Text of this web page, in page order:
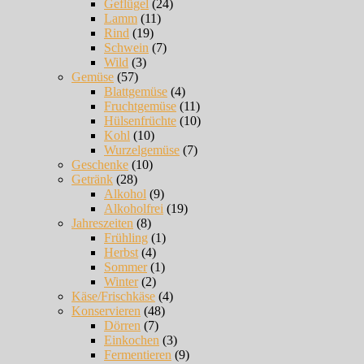
Geflügel (24)
Lamm (11)
Rind (19)
Schwein (7)
Wild (3)
Gemüse (57)
Blattgemüse (4)
Fruchtgemüse (11)
Hülsenfrüchte (10)
Kohl (10)
Wurzelgemüse (7)
Geschenke (10)
Getränk (28)
Alkohol (9)
Alkoholfrei (19)
Jahreszeiten (8)
Frühling (1)
Herbst(4)
Sommer(1)
Winter(2)
Käse/Frischkäse (4)
Konservieren (48)
Dörren (7)
Einkochen (3)
Fermentieren (9)